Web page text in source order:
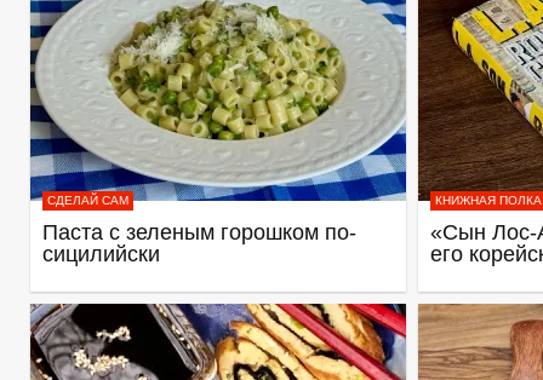
СДЕЛАЙ САМ
Паста с зеленым горошком по-
сицилийски
КНИЖНАЯ ПОЛКА
«Сын Лос-
его